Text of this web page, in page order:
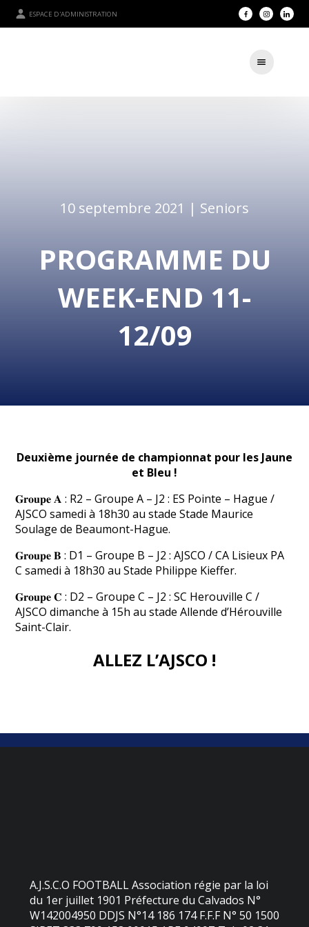
ESPACE D'ADMINISTRATION
10 septembre 2021 | Seniors
PROGRAMME DU
WEEK-END 11-
12/09
Deuxième journée de championnat pour les Jaune
et Bleu !
𝐆𝐫𝐨𝐮𝐩𝐞 𝐀 : R2 – Groupe A – J2 : ES Pointe – Hague /
AJSCO samedi à 18h30 au stade Stade Maurice
Soulage de Beaumont-Hague.
𝐆𝐫𝐨𝐮𝐩𝐞 𝐁 : D1 – Groupe B – J2 : AJSCO / CA Lisieux PA
C samedi à 18h30 au Stade Philippe Kieffer.
𝐆𝐫𝐨𝐮𝐩𝐞 𝐂 : D2 – Groupe C – J2 : SC Herouville C /
AJSCO dimanche à 15h au stade Allende d’Hérouville
Saint-Clair.
ALLEZ L’AJSCO !
A.J.S.C.O FOOTBALL Association régie par la loi
du 1er juillet 1901 Préfecture du Calvados N°
W142004950 DDJS N°14 186 174 F.F.F N° 50 1500